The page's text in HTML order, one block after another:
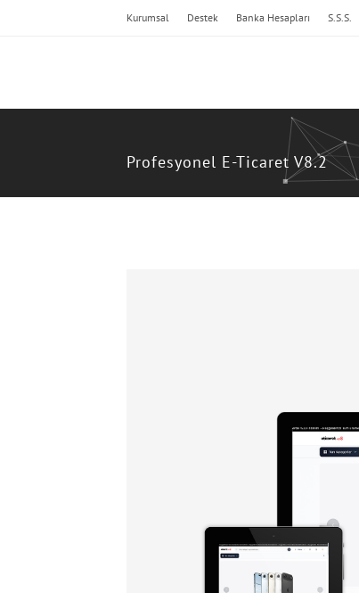
Kurumsal Destek Banka Hesapları S.S.S.
Profesyonel E-Ticaret V8.2